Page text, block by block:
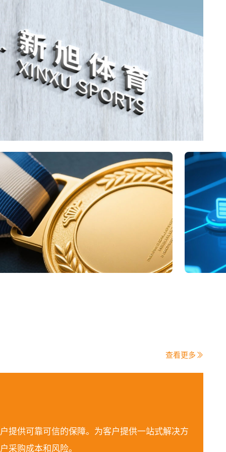
查看更多
提供可靠可信的保障。为客户提供一站式解决方
采购成本和风险。